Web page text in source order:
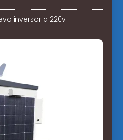
inversor a 220v